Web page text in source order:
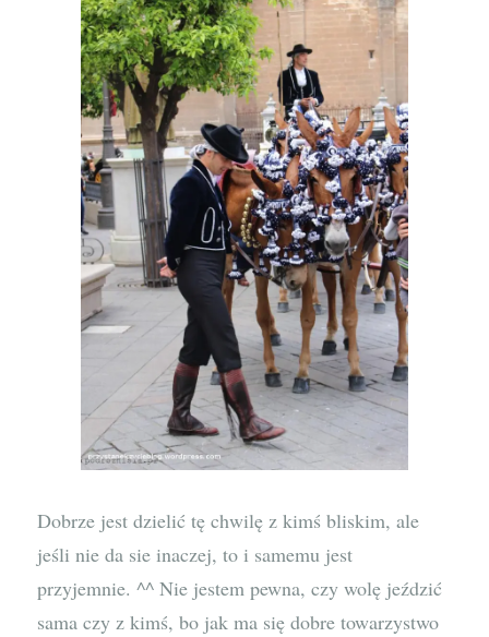
Dobrze jest dzielić tę chwilę z kimś bliskim, ale
jeśli nie da sie inaczej, to i samemu jest
przyjemnie. ^^ Nie jestem pewna, czy wolę jeździć
sama czy z kimś, bo jak ma się dobre towarzystwo